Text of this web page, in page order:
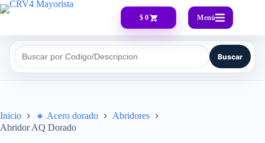
$ 0 Menú
Buscar por Codigo/Descripcion Buscar
Inicio 🔸​ Acero dorado
Abridores
Abridor AQ Dorado